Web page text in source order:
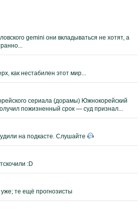
gemini они вкладываться не хотят, а
как нестабилен этот мир...
сериала (дорамы) Южнокорейский
пожизненный срок — суд признал...
на подкасте. Слушайте
:D
те ещё прогнозисты